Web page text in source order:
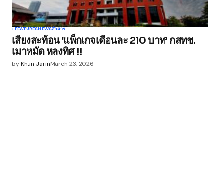
FEATURESNEWSสื่อสาร
เสียงสะท้อน ‘แพ็กเกจเดือนละ 210 บาท’ กสทช.
เมาหมัด หลงทิศ !!
byKhun JarinMarch 23, 2026